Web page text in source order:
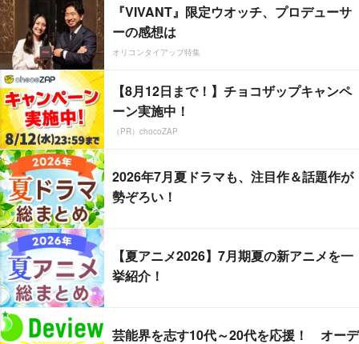
『VIVANT』限定ウオッチ、プロデューサ
ーの感想は
オリコンタイアップ特集
【8月12日まで！】チョコザップキャンペ
ーン実施中！
（PR）chocoZAP
2026年7月夏ドラマも、注目作＆話題作が
勢ぞろい！
【夏アニメ2026】7月期夏の新アニメを一
挙紹介！
芸能界を志す10代～20代を応援！ オーデ